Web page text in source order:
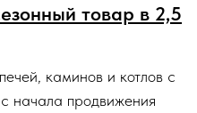
товар в 2,5
каминов и котлов с
начала продвижения